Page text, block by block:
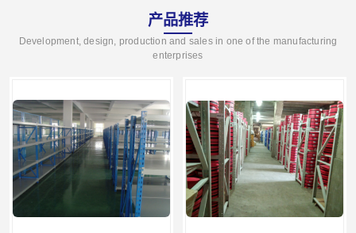
产品推荐
Development, design, production and sales in one of the manufacturing
enterprises